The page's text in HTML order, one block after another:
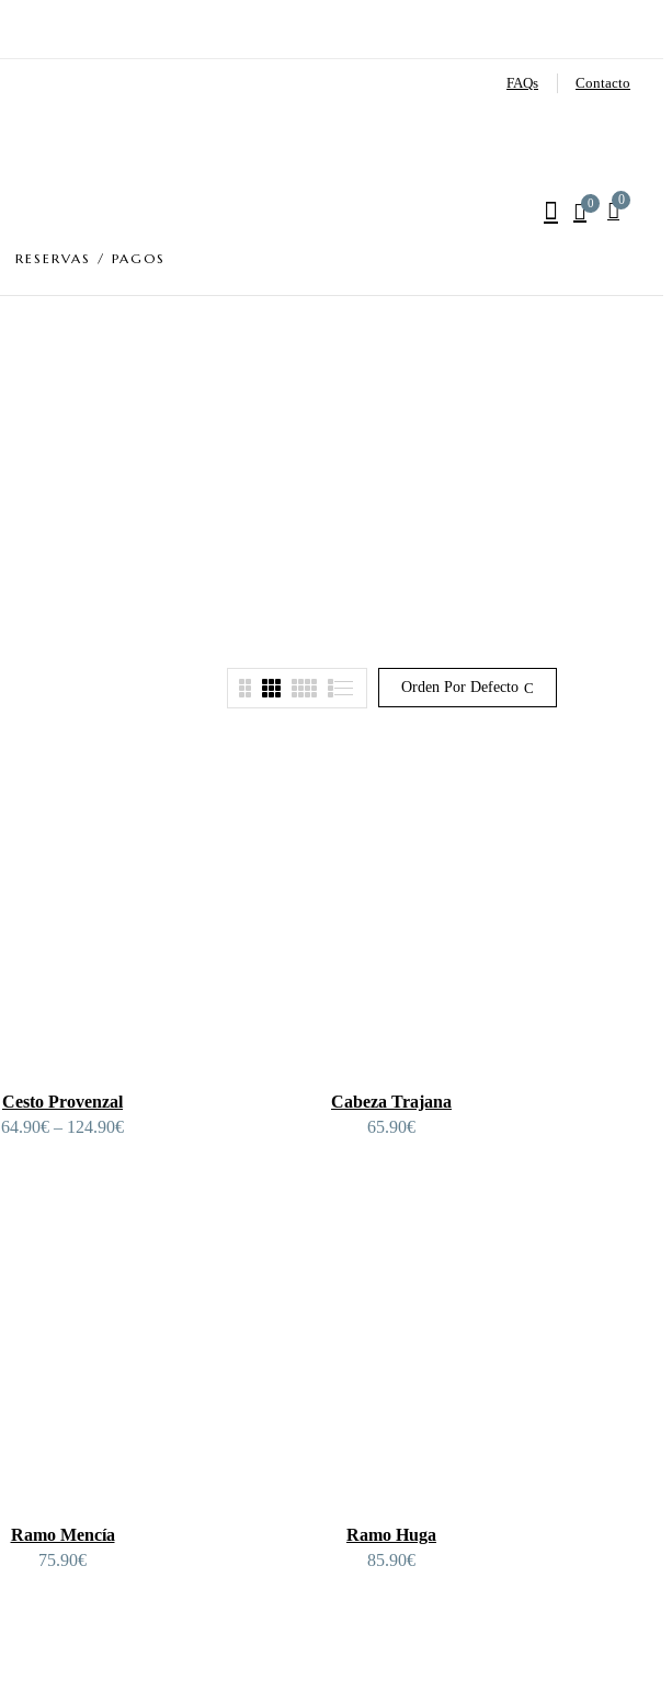
FAQs Contacto
0 0
RESERVAS / PAGOS
Orden Por Defecto
Cesto Provenzal
64.90€ – 124.90€
Cabeza Trajana
65.90€
Ramo Mencía
75.90€
Ramo Huga
85.90€